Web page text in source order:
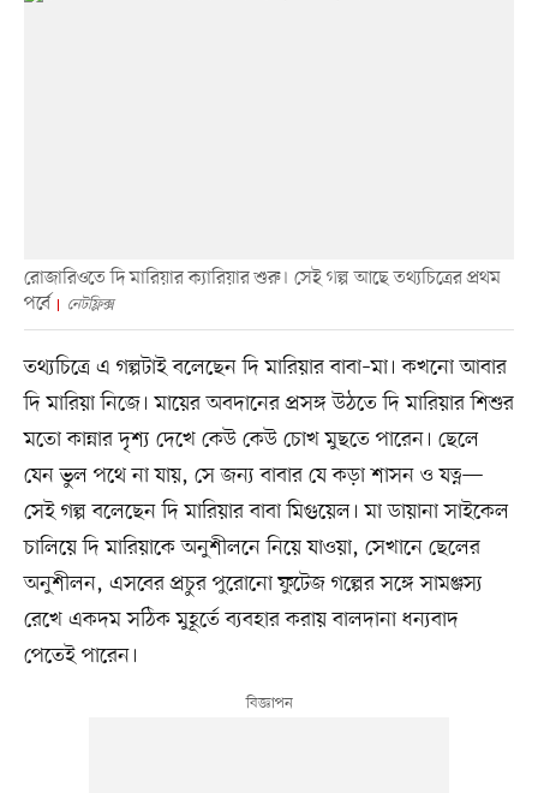
রোজারিওতে দি মারিয়ার ক্যারিয়ার শুরু। সেই গল্প আছে তথ্যচিত্রের প্রথম
পর্বে
নেটফ্লিক্স
তথ্যচিত্রে এ গল্পটাই বলেছেন দি মারিয়ার বাবা–মা। কখনো আবার
দি মারিয়া নিজে। মায়ের অবদানের প্রসঙ্গ উঠতে দি মারিয়ার শিশুর
মতো কান্নার দৃশ্য দেখে কেউ কেউ চোখ মুছতে পারেন। ছেলে
যেন ভুল পথে না যায়, সে জন্য বাবার যে কড়া শাসন ও যত্ন—
সেই গল্প বলেছেন দি মারিয়ার বাবা মিগুয়েল। মা ডায়ানা সাইকেল
চালিয়ে দি মারিয়াকে অনুশীলনে নিয়ে যাওয়া, সেখানে ছেলের
অনুশীলন, এসবের প্রচুর পুরোনো ফুটেজ গল্পের সঙ্গে সামঞ্জস্য
রেখে একদম সঠিক মুহূর্তে ব্যবহার করায় বালদানা ধন্যবাদ
পেতেই পারেন।